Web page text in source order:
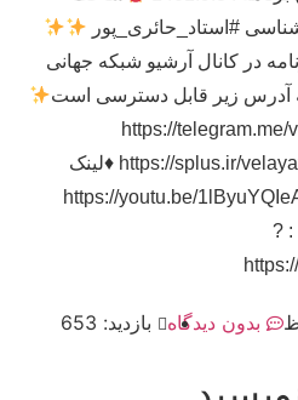
در کانال آرشیو شبکه جهانی
آدرس زیر قابل دسترسی است
https://splus.ir/
♦️لینک
: ?
بدون دیدگاه بازدید: 653